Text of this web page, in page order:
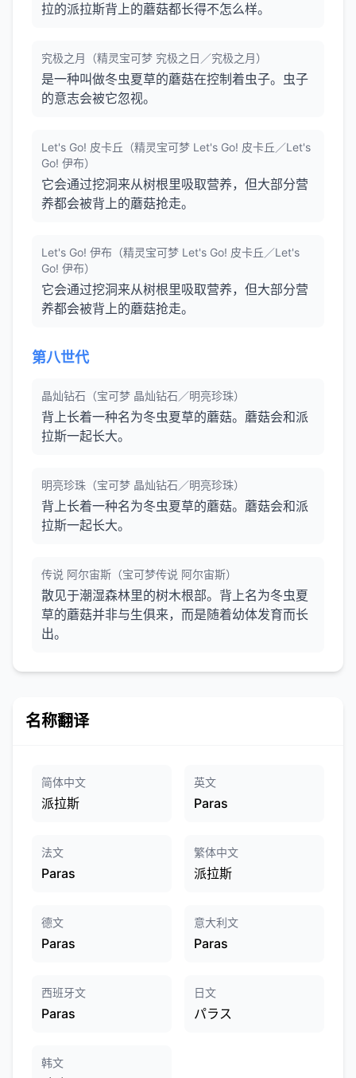
拉的派拉斯背上的蘑菇都长得不怎么样。
究极之月（精灵宝可梦 究极之日／究极之月）
是一种叫做冬虫夏草的蘑菇在控制着虫子。虫子
的意志会被它忽视。
Let's Go! 皮卡丘（精灵宝可梦 Let's Go! 皮卡丘／Let's
Go! 伊布）
它会通过挖洞来从树根里吸取营养，但大部分营
养都会被背上的蘑菇抢走。
Let's Go! 伊布（精灵宝可梦 Let's Go! 皮卡丘／Let's
Go! 伊布）
它会通过挖洞来从树根里吸取营养，但大部分营
养都会被背上的蘑菇抢走。
第八世代
晶灿钻石（宝可梦 晶灿钻石／明亮珍珠）
背上长着一种名为冬虫夏草的蘑菇。蘑菇会和派
拉斯一起长大。
明亮珍珠（宝可梦 晶灿钻石／明亮珍珠）
背上长着一种名为冬虫夏草的蘑菇。蘑菇会和派
拉斯一起长大。
传说 阿尔宙斯（宝可梦传说 阿尔宙斯）
散见于潮湿森林里的树木根部。背上名为冬虫夏
草的蘑菇并非与生俱来，而是随着幼体发育而长
出。
名称翻译
简体中文
派拉斯
英文
Paras
法文
Paras
繁体中文
派拉斯
德文
Paras
意大利文
Paras
西班牙文
Paras
日文
パラス
韩文